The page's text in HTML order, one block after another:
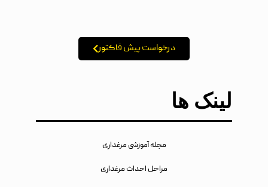
درخواست پیش فاکتور
لینک ها
مجله آموزشی مرغداری
مراحل احداث مرغداری